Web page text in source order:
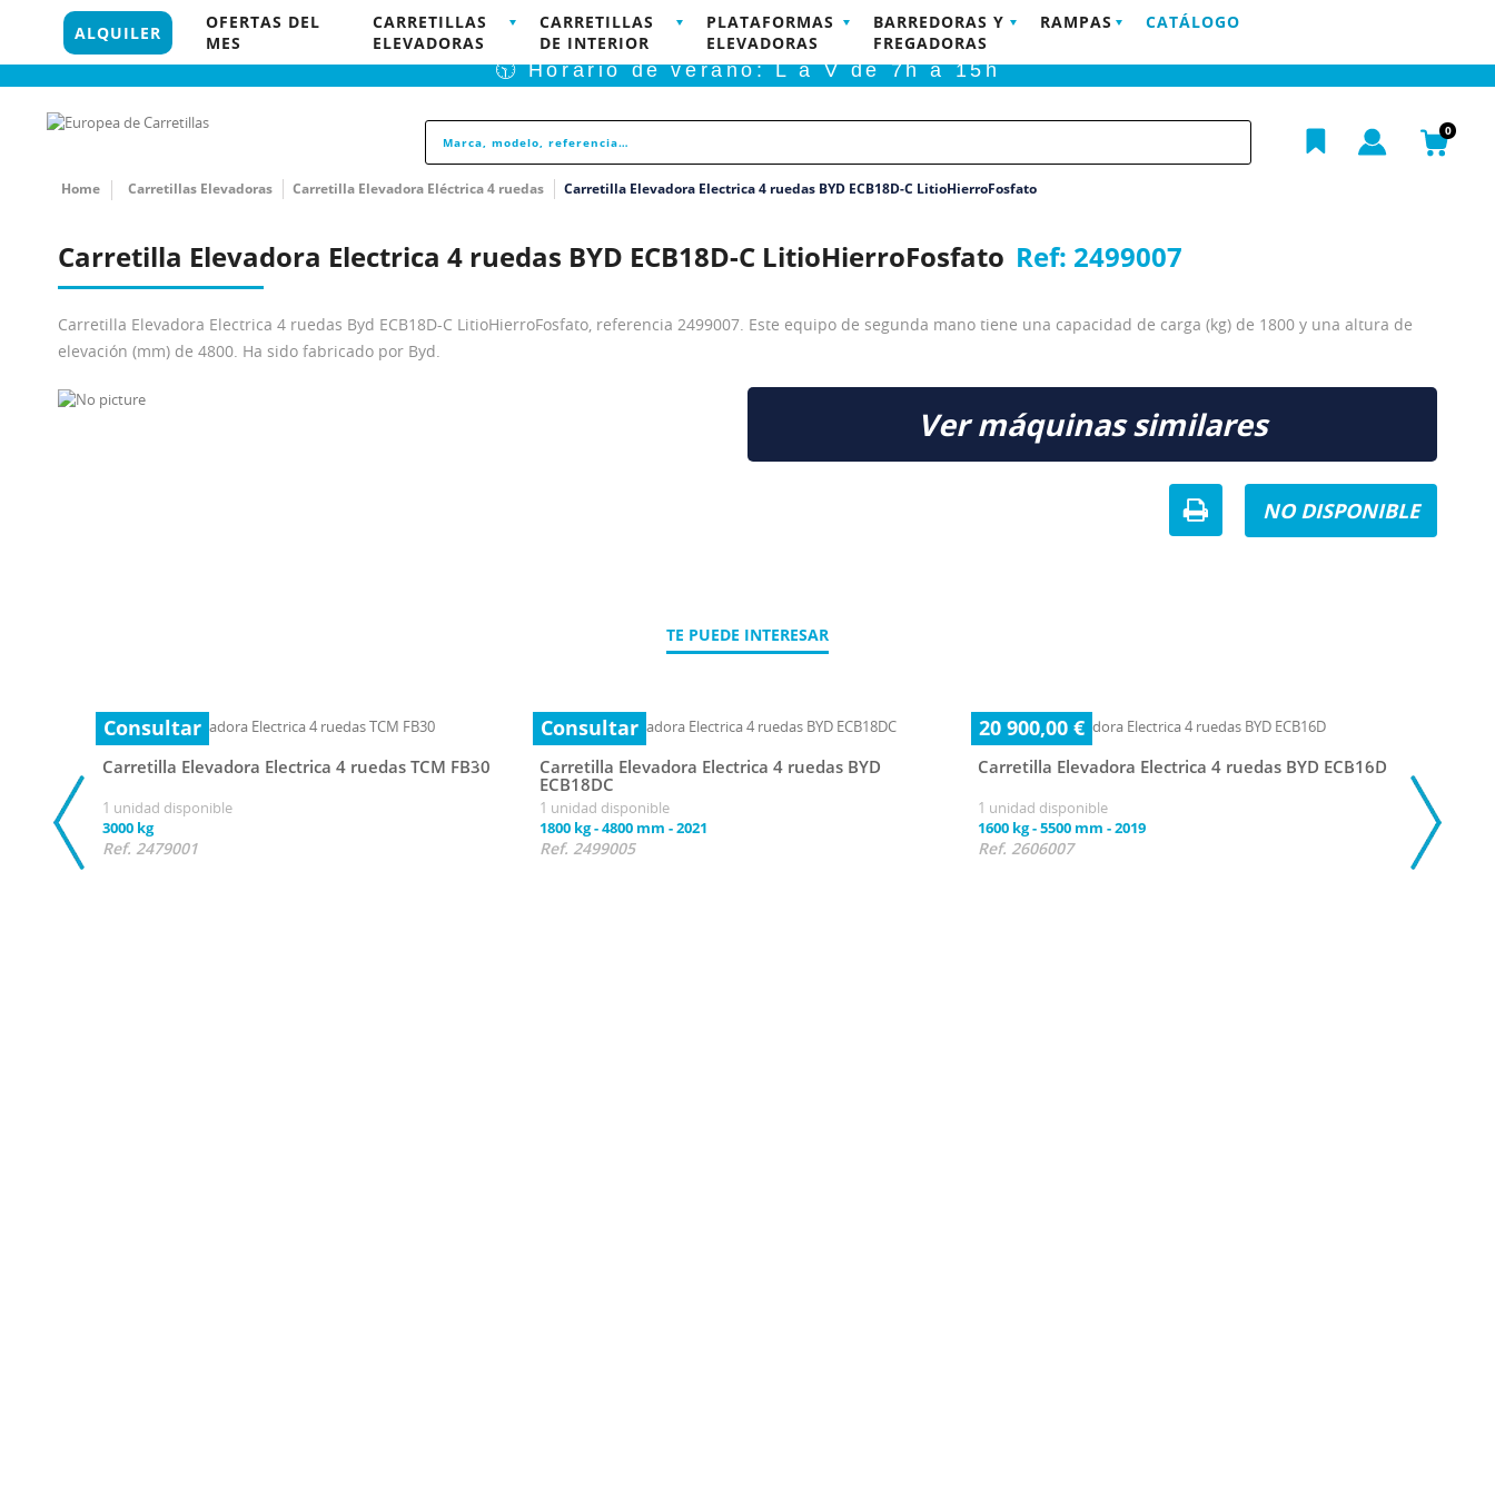
96 121 18 35 849 PRODUCTOS DISPONIBLES PARA COMPRA ONLINE POSTVENTA EMPRESA
🕥 Horario de verano: L a V de 7h a 15h
0
ALQUILER
OFERTAS DEL
MES
CARRETILLAS
ELEVADORAS
CARRETILLAS
DE INTERIOR
PLATAFORMAS
ELEVADORAS
BARREDORAS Y
FREGADORAS
RAMPAS CATÁLOGO
Home Carretillas Elevadoras Carretilla Elevadora Eléctrica 4 ruedas Carretilla Elevadora Electrica 4 ruedas BYD ECB18D-C LitioHierroFosfato
Carretilla Elevadora Electrica 4 ruedas BYD ECB18D-C LitioHierroFosfato Ref: 2499007
Carretilla Elevadora Electrica 4 ruedas Byd ECB18D-C LitioHierroFosfato, referencia 2499007. Este equipo de segunda mano tiene una capacidad de carga (kg) de 1800 y una altura de
elevación (mm) de 4800. Ha sido fabricado por Byd.
Ver máquinas similares
NO DISPONIBLE
TE PUEDE INTERESAR
Consultar
Carretilla Elevadora Electrica 4 ruedas TCM FB30
1 unidad disponible
3000 kg
Ref. 2479001
Consultar
Carretilla Elevadora Electrica 4 ruedas BYD
ECB18DC
1 unidad disponible
1800 kg-4800 mm -2021
Ref. 2499005
20 900,00 €
Carretilla Elevadora Electrica 4 ruedas BYD ECB16D
1 unidad disponible
1600 kg-5500 mm -2019
Ref. 2606007